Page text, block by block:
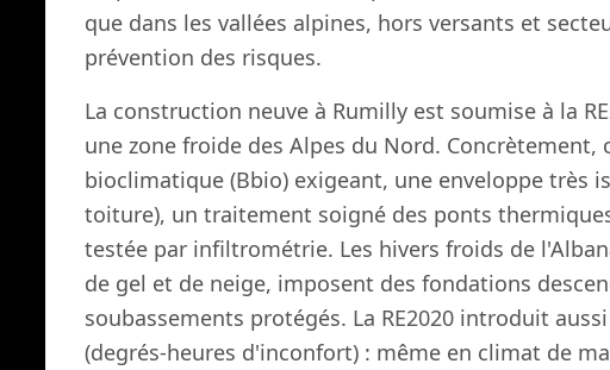
que dans les vallées alpines, hors versants et
prévention des risques.
La construction neuve à Rumilly est soumise à la
une zone froide des Alpes du Nord. Concrètement,
bioclimatique (Bbio) exigeant, une enveloppe très
toiture), un traitement soigné des ponts
testée par infiltrométrie. Les hivers froids de
de gel et de neige, imposent des fondations
soubassements protégés. La RE2020 introduit
(degrés-heures d'inconfort) : même en climat de